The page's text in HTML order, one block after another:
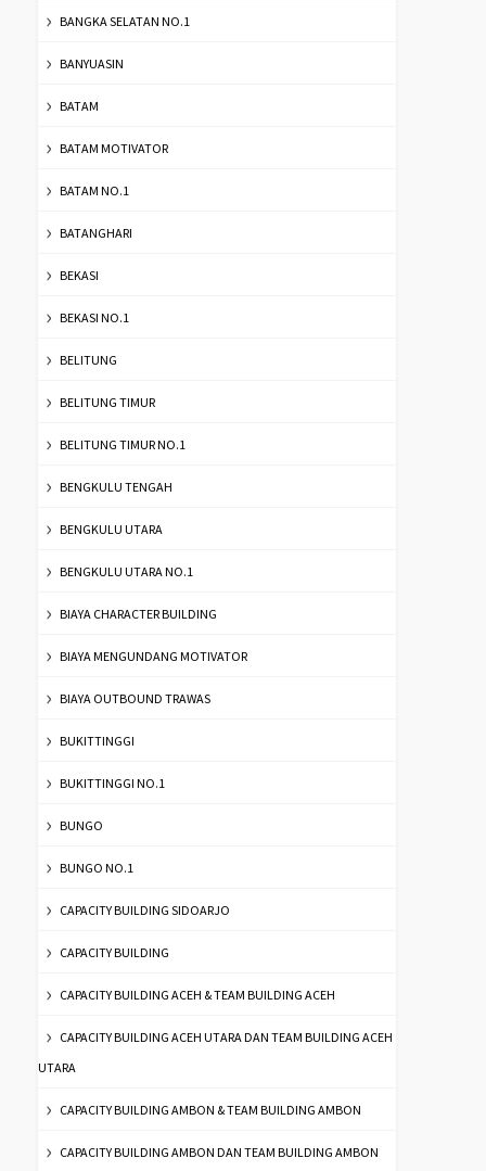
BANGKA SELATAN NO.1
BANYUASIN
BATAM
BATAM MOTIVATOR
BATAM NO.1
BATANGHARI
BEKASI
BEKASI NO.1
BELITUNG
BELITUNG TIMUR
BELITUNG TIMUR NO.1
BENGKULU TENGAH
BENGKULU UTARA
BENGKULU UTARA NO.1
BIAYA CHARACTER BUILDING
BIAYA MENGUNDANG MOTIVATOR
BIAYA OUTBOUND TRAWAS
BUKITTINGGI
BUKITTINGGI NO.1
BUNGO
BUNGO NO.1
CAPACITY BUILDING SIDOARJO
CAPACITY BUILDING
CAPACITY BUILDING ACEH & TEAM BUILDING ACEH
CAPACITY BUILDING ACEH UTARA DAN TEAM BUILDING ACEH
UTARA
CAPACITY BUILDING AMBON & TEAM BUILDING AMBON
CAPACITY BUILDING AMBON DAN TEAM BUILDING AMBON